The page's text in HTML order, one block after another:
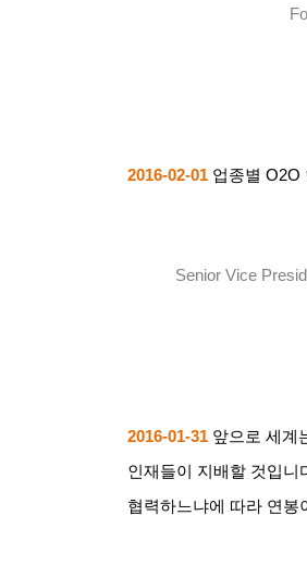
2016-02-01 업종별 O2O
Senior Vice
2016-01-31 앞으로 세계
인재들이 지배할 것입니
협력하느냐에 따라 연봉